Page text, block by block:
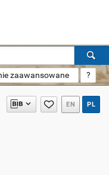
zaawansowane ?
EN PL